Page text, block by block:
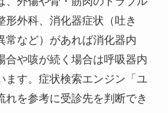
形外科、消化器症状（吐き
常など）があれば消化器内
合や咳が続く場合は呼吸器内
ます。症状検索エンジン「ユ
れを参考に受診先を判断でき